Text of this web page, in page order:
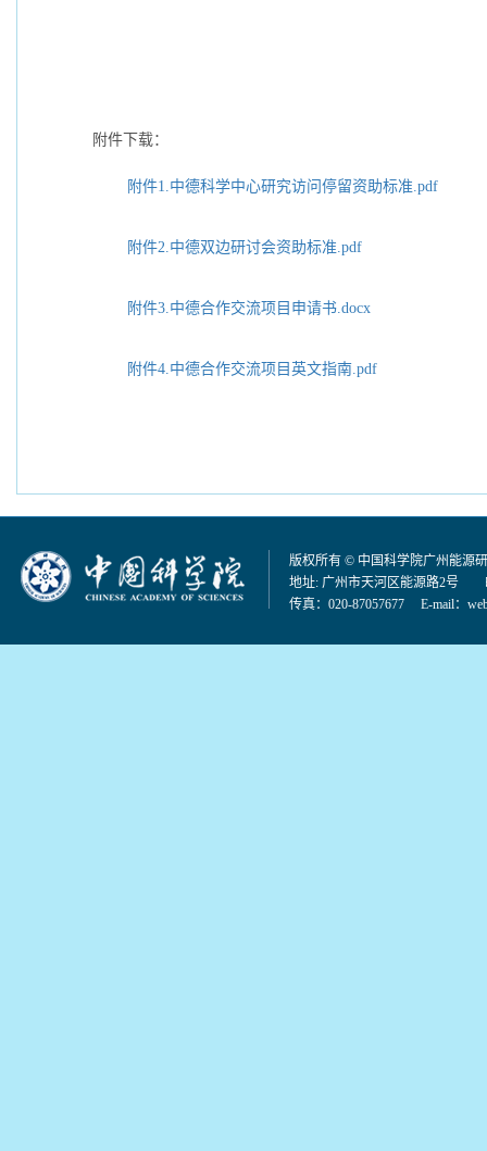
附件下载：
附件1.中德科学中心研究访问停留资助标准.pdf
附件2.中德双边研讨会资助标准.pdf
附件3.中德合作交流项目申请书.docx
附件4.中德合作交流项目英文指南.pdf
版权所有 © 中国科学院广州能源
地址: 广州市天河区能源路2号
传真：020-87057677 E-mail：